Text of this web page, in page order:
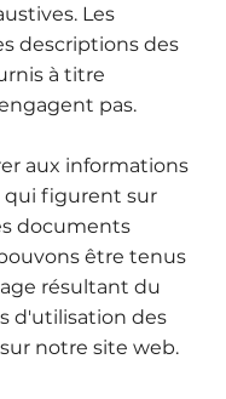
Les
descriptions des
à titre
pas.
aux informations
qui figurent sur
documents
être tenus
résultant du
d'utilisation des
notre site web.